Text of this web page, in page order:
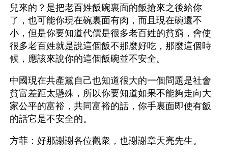
兒來的？是把老百姓飯碗裏面的飯搶來之後給你
了，也可能你現在碗裏面有肉，而且現在碗還不
小，但是你要知道代價是很多老百姓的貧窮，會使
很多老百姓就是說這個飯不那麼好吃，那麼這個時
候，應該來說你的這個飯碗並不安全。
中國現在共產黨自己也知道很大的一個問題是社會
貧富差距太懸殊，所以你要知道如果不能夠走向大
家公平的富裕，共同富裕的話，你手裏面即使有飯
的話它是不安全的。
方菲：好那謝謝各位觀衆，也謝謝章天亮先生。